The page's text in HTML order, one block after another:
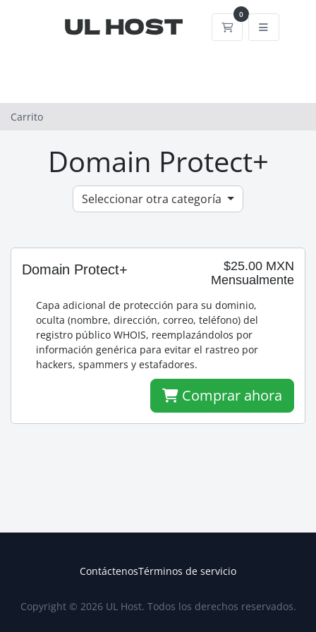
0
Carrito
Carrito
Domain Protect+
Seleccionar otra categoría
$25.00 MXN
Mensualmente
Domain Protect+
Capa adicional de protección para su dominio,
oculta (nombre, dirección, correo, teléfono) del
registro público WHOIS, reemplazándolos por
información genérica para evitar el rastreo por
hackers, spammers y estafadores.
Comprar ahora
ContáctenosTérminos de servicio
Copyright © 2026 UL Host. Todos los derechos reservados.